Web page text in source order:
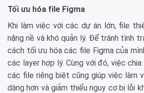
Tối ưu hóa file Figma
Khi làm việc với các dự án lớn, file
nặng nề và khó quản lý. Để tránh tình
cách tối ưu hóa các file Figma của
các layer hợp lý. Cùng với đó, việc
các file riêng biệt cũng giúp việc làm
dàng hơn và giảm thiểu nguy cơ bị lỗi